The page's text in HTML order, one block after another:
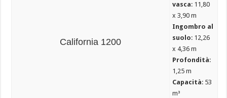
California 1200
vasca: 11,80
x 3,90 m
Ingombro al
suolo: 12,26
x 4,36 m
Profondità:
1,25 m
Capacità: 53
m³